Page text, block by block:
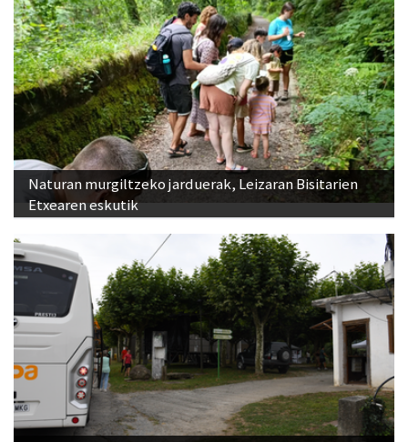
Naturan murgiltzeko jarduerak, Leizaran Bisitarien
Etxearen eskutik